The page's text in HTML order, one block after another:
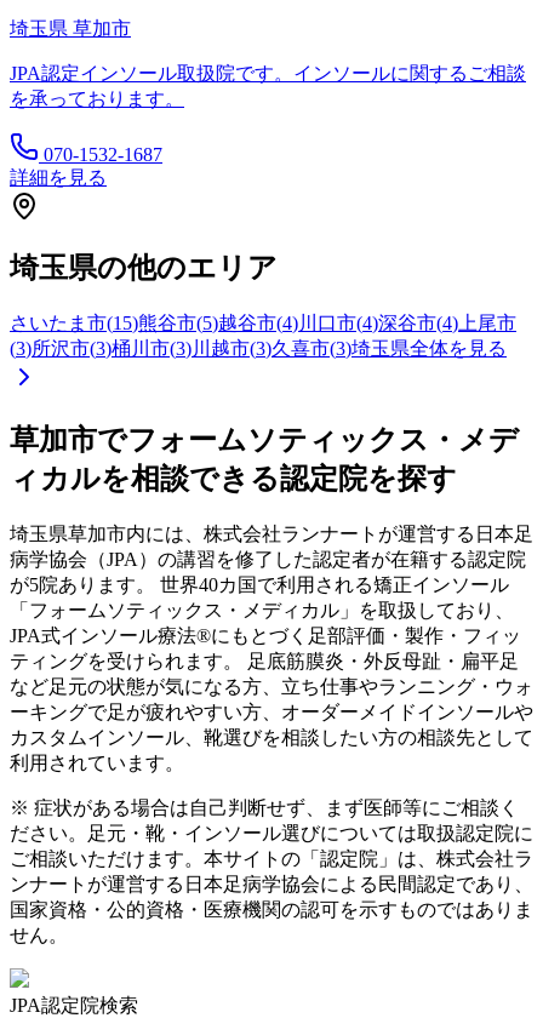
埼玉県 草加市
JPA認定インソール取扱院です。インソールに関するご相談
を承っております。
070-1532-1687
詳細を見る
埼玉県の他のエリア
さいたま市(15)熊谷市(5)越谷市(4)川口市(4)深谷市(4) 上尾市
(3)所沢市(3)桶川市(3)川越市(3)久喜市(3)埼玉県全体を見る
草加市でフォームソティックス・メデ
ィカルを相談できる認定院を探す
埼玉県草加市内には、株式会社ランナートが運営する日本足
病学協会（JPA）の講習を修了した認定者が在籍する認定院
が5院あります。 世界40カ国で利用される矯正インソール
「フォームソティックス・メディカル」を取扱しており、
JPA式インソール療法®にもとづく足部評価・製作・フィッ
ティングを受けられます。 足底筋膜炎・外反母趾・扁平足
など足元の状態が気になる方、立ち仕事やランニング・ウォ
ーキングで足が疲れやすい方、オーダーメイドインソールや
カスタムインソール、靴選びを相談したい方の相談先として
利用されています。
※ 症状がある場合は自己判断せず、まず医師等にご相談く
ださい。足元・靴・インソール選びについては取扱認定院に
ご相談いただけます。本サイトの「認定院」は、株式会社ラ
ンナートが運営する日本足病学協会による民間認定であり、
国家資格・公的資格・医療機関の認可を示すものではありま
せん。
JPA認定院検索